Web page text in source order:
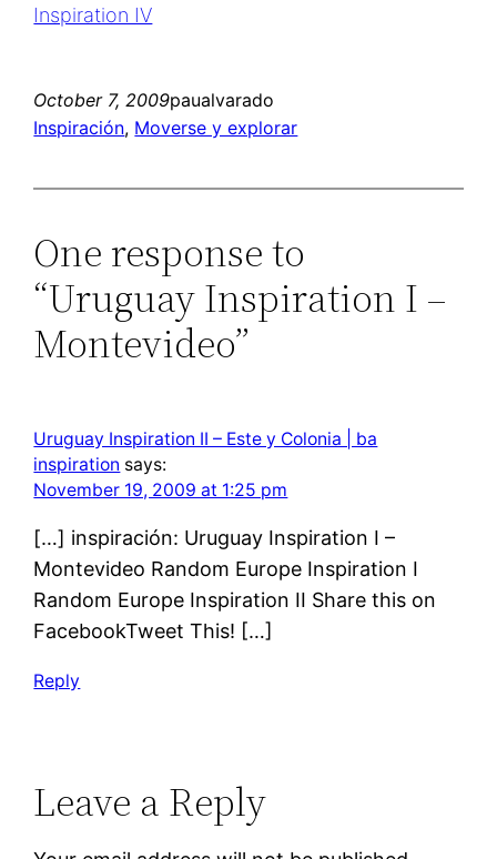
Inspiration IV
October 7, 2009paualvarado
Inspiración, Moverse y explorar
One response to
“Uruguay Inspiration I –
Montevideo”
Uruguay Inspiration II – Este y Colonia | ba
inspiration says:
November 19, 2009 at 1:25 pm
[…] inspiración: Uruguay Inspiration I –
Montevideo Random Europe Inspiration I
Random Europe Inspiration II Share this on
FacebookTweet This! […]
Reply
Leave a Reply